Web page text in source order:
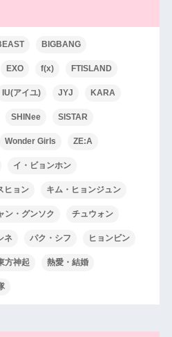
BIGBANG
EXO f(x) FTISLAND
IU(アイユ) JYJ KARA
SHINee SISTAR
Wonder Girls ZE:A
イ・ビョンホン
ヒョン キム・ヒョンジュン
ン・グンソク チュウォン
ネ パク・シフ ヒョンビン
方神起 熱愛・結婚